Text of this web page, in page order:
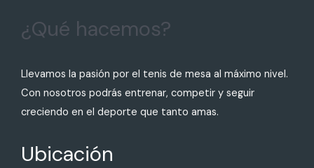
¿Qué hacemos?
Llevamos la pasión por el tenis de mesa al máximo nivel.
Con nosotros podrás entrenar, competir y seguir
creciendo en el deporte que tanto amas.
Ubicación